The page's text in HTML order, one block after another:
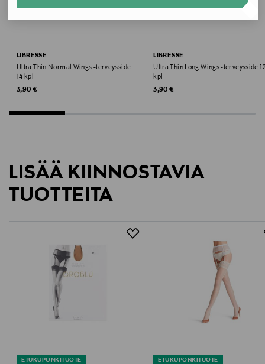
https://www.essity.com/contact-us/
LIBRESSE
Ultra Thin Normal Wings -terveysside
14 kpl
Original Price
3,90 €
LIBRESSE
Ultra Thin Long Wings -terveysside 12
kpl
Original Price
3,90 €
LISÄÄ KIINNOSTAVIA
TUOTTEITA
ETUKUPONKITUOTE ETUKUPONKITUOTE